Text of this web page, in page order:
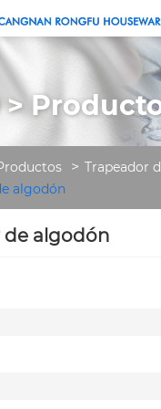
>
Trapeador
algodón
algodón
trapeador de